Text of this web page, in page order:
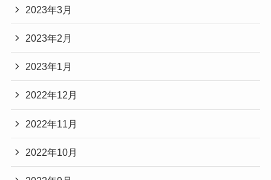
2023年3月
2023年2月
2023年1月
2022年12月
2022年11月
2022年10月